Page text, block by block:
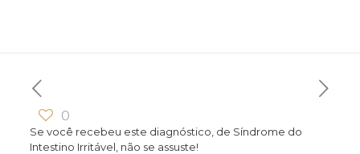
0
Se você recebeu este diagnóstico, de Síndrome do
Intestino Irritável, não se assuste!